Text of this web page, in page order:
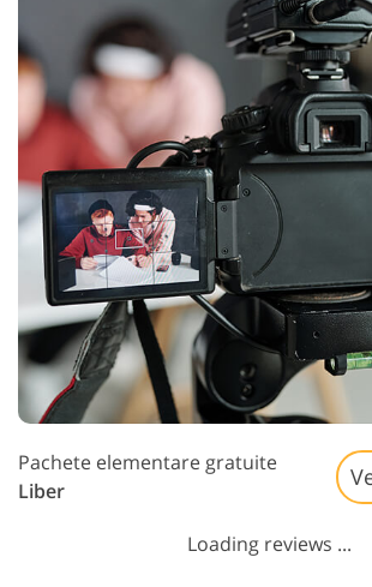
Pachete elementare gratuite
Liber
Loading reviews ...